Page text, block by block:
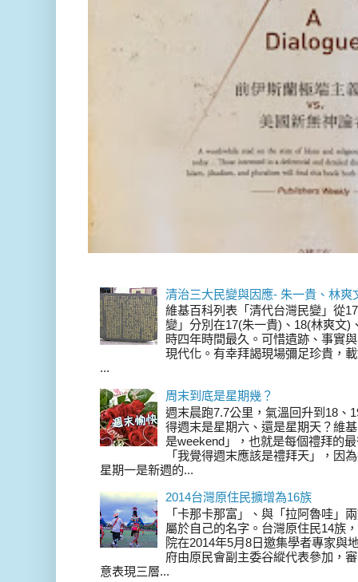
清治三大民變與因應- 朱一貴、林爽
維基百科列表「清代台灣民變」從
變」分別在17(朱一貴)、18(林爽文)
時四年時間最久。可惜遺跡、事實
現代化。有幸拜謁現場彌足珍貴，
...
周末到底是星期幾？
週末晨跑7.7公里，氣溫回升到18、
得週末是星期六、還是星期天？維
是weekend」，也就是每個禮拜的
「我覺得週末應該是禮拜天」，因
星期一是新週的...
2014台灣原住民擴增為16族
「卡那卡那富」、與「拉阿魯哇」
屬於自己的名字。台灣原住民14族
院在2014年5月8日邀集學者專家與
府由原民會副主委谷縱代表參加，
意表現三層...